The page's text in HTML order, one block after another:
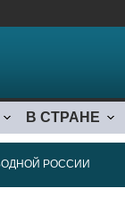
В СТРАНЕ
РОССИИ